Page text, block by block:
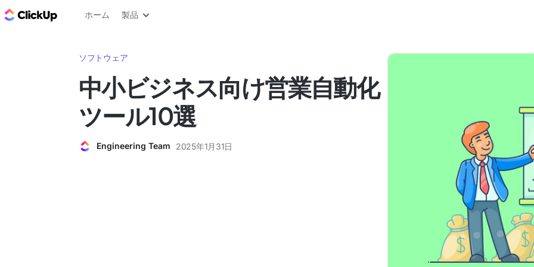
ClickUp ブログ
ホーム 製品
ソフトウェア
中小ビジネス向け営業自動化
ツール10選
Engineering Team 2025年1月31日